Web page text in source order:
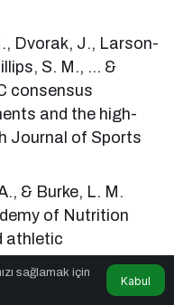
Dvorak, J., Larson-
S. M., … &
consensus
and the high-
Journal of Sports
& Burke, L. M.
of Nutrition
athletic
Academy of
501-528.
sağlamak için
Kabul